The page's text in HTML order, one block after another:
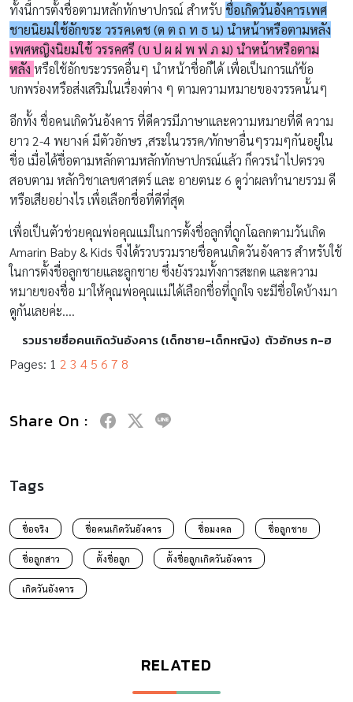
ทั้งนี้การตั้งชื่อตามหลักทักษาปกรณ์ สำหรับ ชื่อเกิดวันอังคารเพศ
ชายนิยมใช้อักขระ วรรคเดช (ด ต ถ ท ธ น) นำหน้าหรือตามหลัง
เพศหญิงนิยมใช้ วรรคศรี (บ ป ผ ฝ พ ฟ ภ ม) นำหน้าหรือตาม
หลัง หรือใช้อักขระวรรคอื่นๆ นำหน้าชื่อก็ได้ เพื่อเป็นการแก้ข้อ
บกพร่องหรือส่งเสริมในเรื่องต่าง ๆ ตามความหมายของวรรคนั้นๆ
อีกทั้ง ชื่อคนเกิดวันอังคาร ที่ดีควรมีภาษาและความหมายที่ดี ความ
ยาว 2-4 พยางค์ มีตัวอักษร ,สระในวรรค/ทักษาอื่นๆรวมๆกันอยู่ใน
ชื่อ เมื่อได้ชื่อตามหลักตามหลักทักษาปกรณ์แล้ว ก็ควรนำไปตรวจ
สอบตาม หลักวิชาเลขศาสตร์ และ อายตนะ 6 ดูว่าผลทำนายรวม ดี
หรือเสียอย่างไร เพื่อเลือกชื่อที่ดีที่สุด
เพื่อเป็นตัวช่วยคุณพ่อคุณแม่ในการตั้งชื่อลูกที่ถูกโฉลกตามวันเกิด
Amarin Baby & Kids จึงได้รวบรวมรายชื่อคนเกิดวันอังคาร สำหรับใช้
ในการตั้งชื่อลูกชายและลูกชาย ซึ่งยังรวมทั้งการสะกด และความ
หมายของชื่อ มาให้คุณพ่อคุณแม่ได้เลือกชื่อที่ถูกใจ จะมีชื่อใดบ้างมา
ดูกันเลยค่ะ….
รวมรายชื่อคนเกิดวันอังคาร (เด็กชาย-เด็กหญิง) ตัวอักษร ก-ฮ
Pages: 1 2 3 4 5 6 7 8
Share On :
Tags
ขื่อจริง ชื่อคนเกิดวันอังคาร ชื่อมงคล ชื่อลูกชาย
ชื่อลูกสาว ตั้งชื่อลูก ตั้งชื่อลูกเกิดวันอังคาร
เกิดวันอังคาร
RELATED